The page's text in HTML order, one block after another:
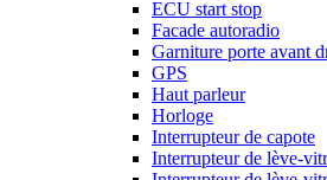
ECU start stop
Facade autoradio
Garniture porte avant
GPS
Haut parleur
Horloge
Interrupteur de capote
Interrupteur de lève-